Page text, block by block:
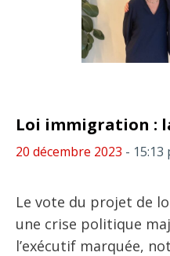
Loi immigration :
20 décembre 2023 - 15:13
Le vote du projet de
une crise politique
l’exécutif marquée,